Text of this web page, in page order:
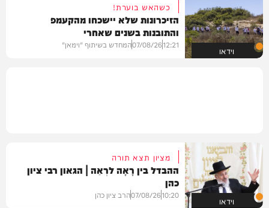
וידאו
כשהאש בוערת!
הזיכרונות שלא יישכחו מהקעמפ
והתובנות בשנים שאחרי
12:21
07/08/26המחדש בשיתוף "וימאן"
וידאו
מציון תצא תורה
ההבדל בין רָאָה לרְאֵה | הגאון רבי ציון
כהן
10:20
07/08/26הרב ציון כהן